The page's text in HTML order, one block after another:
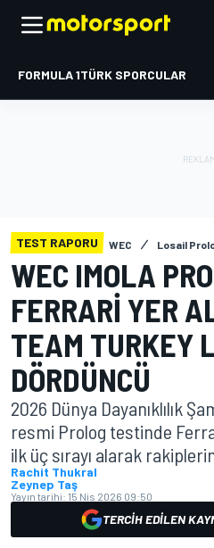
FORMULA 1TÜRK SPORCULAR
TEST RAPORU WEC Losail
WEC IMOLA
FERRARI YER
TEAM TURKEY
DÖRDÜNCÜ
2026 Dünya Dayanıklılık
resmi Prolog testinde
ilk üç sırayı alarak
Rachit Thukral
Zeynep Taş
Yayın tarihi: 15 Nis 2026 09:50
TERCIH EDILEN